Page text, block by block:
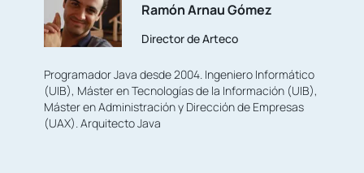
Ramón Arnau Gómez
Director de Arteco
Programador Java desde 2004. Ingeniero Informático
(UIB), Máster en Tecnologías de la Información (UIB),
Máster en Administración y Dirección de Empresas
(UAX). Arquitecto Java